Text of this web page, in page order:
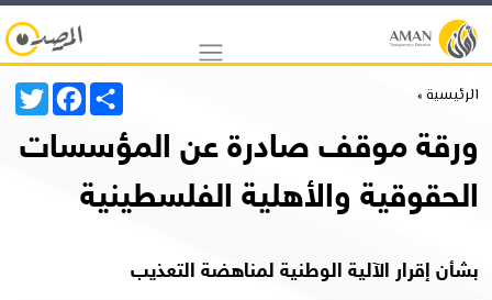
الرئيسية » FacebookShare
ورقة موقف صادرة عن المؤسسات
الحقوقية والأهلية الفلسطينية
بشأن إقرار الآلية الوطنية لمناهضة التعذيب